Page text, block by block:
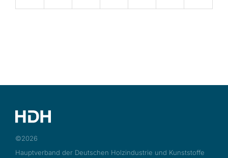
©2026
Hauptverband der Deutschen Holzindustrie und Kunststoffe